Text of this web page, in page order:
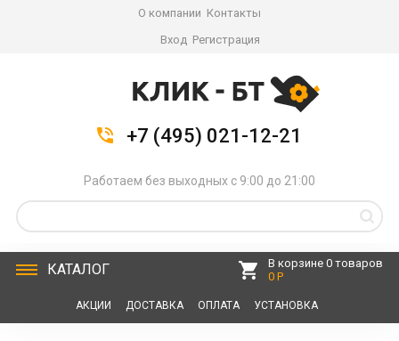
О компании Контакты
Вход Регистрация
+7 (495) 021-12-21
Работаем без выходных с 9:00 до 21:00
КАТАЛОГ
В корзине 0 товаров
0 Р
АКЦИИ ДОСТАВКА ОПЛАТА УСТАНОВКА